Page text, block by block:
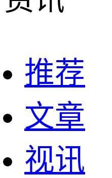
推荐
文章
视讯